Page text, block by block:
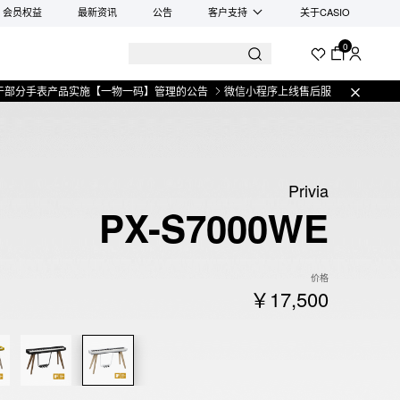
会员权益 最新资讯 公告 客户支持 关于CASIO
0
实施【一物一码】管理的公告 微信小程序上线售后服务公告 关于部分手表产
Privia
PX-S7000WE
价格
￥17,500